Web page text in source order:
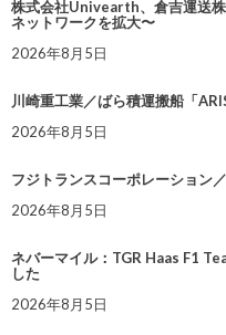
株式会社Univearth、倉吉運送
ネットワークを拡大〜
2026年8月5日
川崎重工業／ばら積運搬船「
2026年8月5日
フジトランスコーポレーション
2026年8月5日
ネバーマイル：TGR Haas F1
した
2026年8月5日